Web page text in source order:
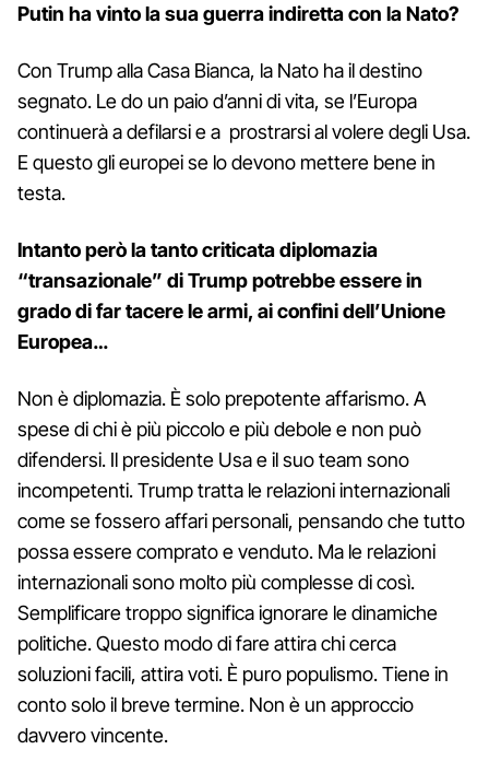
Putin ha vinto la sua guerra indiretta con la Nato?
Con Trump alla Casa Bianca, la Nato ha il destino
segnato. Le do un paio d’anni di vita, se l’Europa
continuerà a defilarsi e a prostrarsi al volere degli Usa.
E questo gli europei se lo devono mettere bene in
testa.
Intanto però la tanto criticata diplomazia
“transazionale” di Trump potrebbe essere in
grado di far tacere le armi, ai confini dell’Unione
Europea…
Non è diplomazia. È solo prepotente affarismo. A
spese di chi è più piccolo e più debole e non può
difendersi. Il presidente Usa e il suo team sono
incompetenti. Trump tratta le relazioni internazionali
come se fossero affari personali, pensando che tutto
possa essere comprato e venduto. Ma le relazioni
internazionali sono molto più complesse di così.
Semplificare troppo significa ignorare le dinamiche
politiche. Questo modo di fare attira chi cerca
soluzioni facili, attira voti. È puro populismo. Tiene in
conto solo il breve termine. Non è un approccio
davvero vincente.